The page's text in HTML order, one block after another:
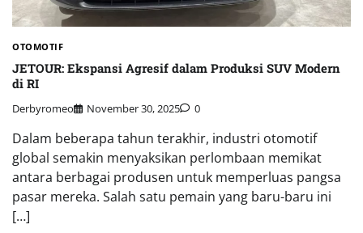
OTOMOTIF
JETOUR: Ekspansi Agresif dalam Produksi SUV Modern
di RI
Derbyromeo November 30, 2025 0
Dalam beberapa tahun terakhir, industri otomotif
global semakin menyaksikan perlombaan memikat
antara berbagai produsen untuk memperluas pangsa
pasar mereka. Salah satu pemain yang baru-baru ini
[…]